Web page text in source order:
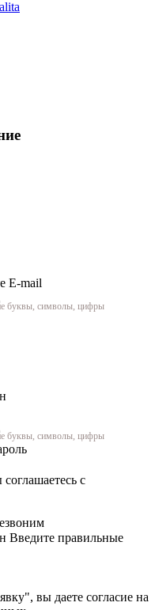
E-mail
буквы, символы, цифры
буквы, символы, цифры
с
Введите правильные
вы даете согласие на